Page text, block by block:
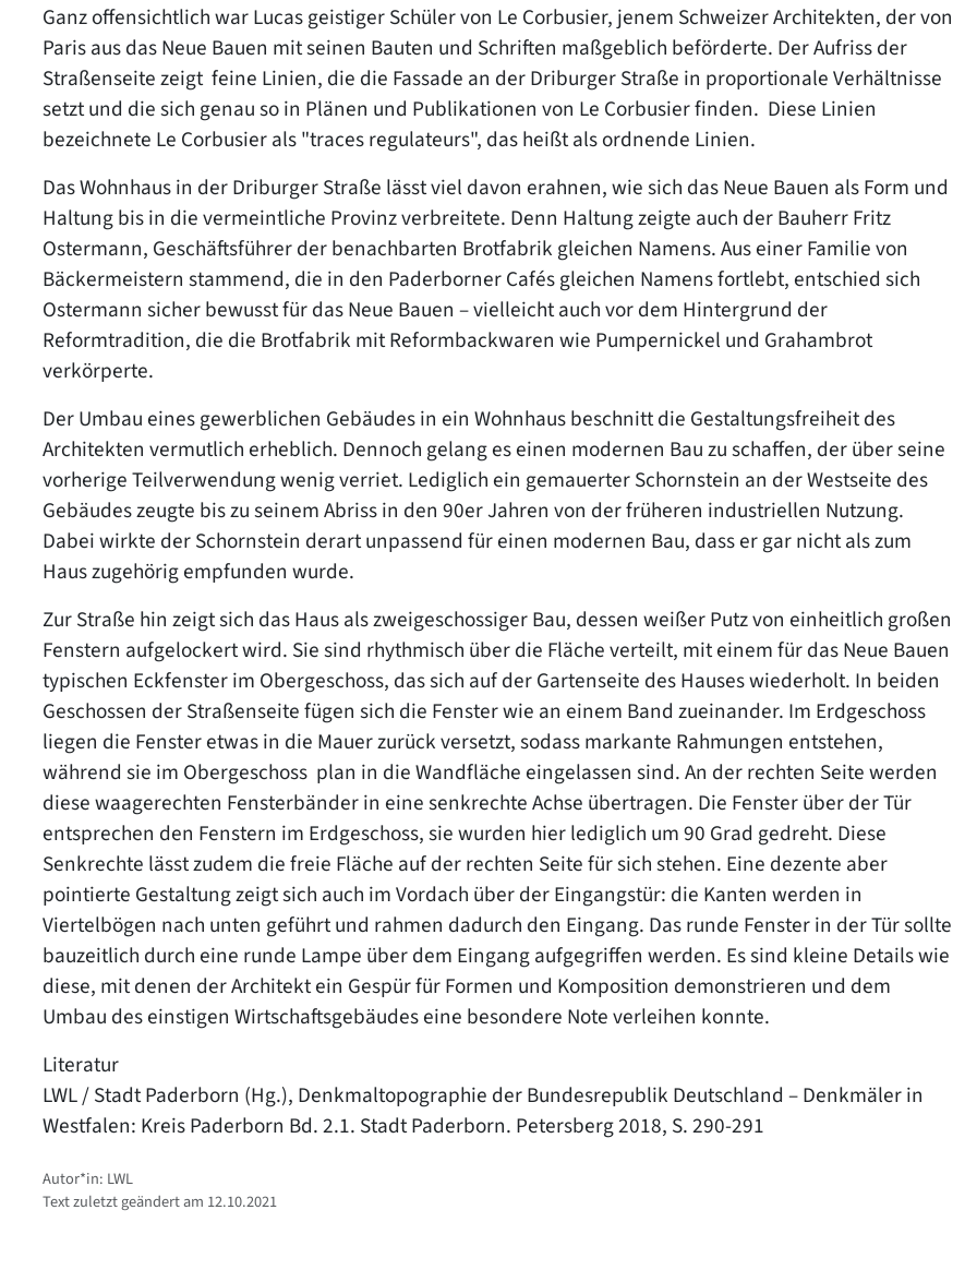
Ganz offensichtlich war Lucas geistiger Schüler von Le Corbusier, jenem Schweizer Architekten, der von
Paris aus das Neue Bauen mit seinen Bauten und Schriften maßgeblich beförderte. Der Aufriss der
Straßenseite zeigt feine Linien, die die Fassade an der Driburger Straße in proportionale Verhältnisse
setzt und die sich genau so in Plänen und Publikationen von Le Corbusier finden. Diese Linien
bezeichnete Le Corbusier als "traces regulateurs", das heißt als ordnende Linien.
Das Wohnhaus in der Driburger Straße lässt viel davon erahnen, wie sich das Neue Bauen als Form und
Haltung bis in die vermeintliche Provinz verbreitete. Denn Haltung zeigte auch der Bauherr Fritz
Ostermann, Geschäftsführer der benachbarten Brotfabrik gleichen Namens. Aus einer Familie von
Bäckermeistern stammend, die in den Paderborner Cafés gleichen Namens fortlebt, entschied sich
Ostermann sicher bewusst für das Neue Bauen – vielleicht auch vor dem Hintergrund der
Reformtradition, die die Brotfabrik mit Reformbackwaren wie Pumpernickel und Grahambrot
verkörperte.
Der Umbau eines gewerblichen Gebäudes in ein Wohnhaus beschnitt die Gestaltungsfreiheit des
Architekten vermutlich erheblich. Dennoch gelang es einen modernen Bau zu schaffen, der über seine
vorherige Teilverwendung wenig verriet. Lediglich ein gemauerter Schornstein an der Westseite des
Gebäudes zeugte bis zu seinem Abriss in den 90er Jahren von der früheren industriellen Nutzung.
Dabei wirkte der Schornstein derart unpassend für einen modernen Bau, dass er gar nicht als zum
Haus zugehörig empfunden wurde.
Zur Straße hin zeigt sich das Haus als zweigeschossiger Bau, dessen weißer Putz von einheitlich großen
Fenstern aufgelockert wird. Sie sind rhythmisch über die Fläche verteilt, mit einem für das Neue Bauen
typischen Eckfenster im Obergeschoss, das sich auf der Gartenseite des Hauses wiederholt. In beiden
Geschossen der Straßenseite fügen sich die Fenster wie an einem Band zueinander. Im Erdgeschoss
liegen die Fenster etwas in die Mauer zurück versetzt, sodass markante Rahmungen entstehen,
während sie im Obergeschoss plan in die Wandfläche eingelassen sind. An der rechten Seite werden
diese waagerechten Fensterbänder in eine senkrechte Achse übertragen. Die Fenster über der Tür
entsprechen den Fenstern im Erdgeschoss, sie wurden hier lediglich um 90 Grad gedreht. Diese
Senkrechte lässt zudem die freie Fläche auf der rechten Seite für sich stehen. Eine dezente aber
pointierte Gestaltung zeigt sich auch im Vordach über der Eingangstür: die Kanten werden in
Viertelbögen nach unten geführt und rahmen dadurch den Eingang. Das runde Fenster in der Tür sollte
bauzeitlich durch eine runde Lampe über dem Eingang aufgegriffen werden. Es sind kleine Details wie
diese, mit denen der Architekt ein Gespür für Formen und Komposition demonstrieren und dem
Umbau des einstigen Wirtschaftsgebäudes eine besondere Note verleihen konnte.
Literatur
LWL / Stadt Paderborn (Hg.), Denkmaltopographie der Bundesrepublik Deutschland – Denkmäler in
Westfalen: Kreis Paderborn Bd. 2.1. Stadt Paderborn. Petersberg 2018, S. 290-291
Autor*in: LWL
Text zuletzt geändert am 12.10.2021